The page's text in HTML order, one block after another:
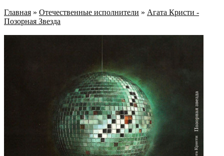
Главная » Отечественные исполнители » Агата Кристи -
Позорная Звезда